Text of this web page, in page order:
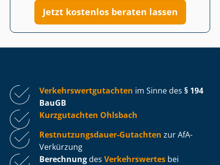
Jetzt kostenlos beraten lassen
Ver­kehrs­wert­gut­ach­ten im Sinne des § 194
BauGB
Kurzgutachten Ohlsbach
Rest­nut­zungs­dau­er-Gutachten zur AfA-
Verkürzung
Berechnung des Verkehrswertes bei